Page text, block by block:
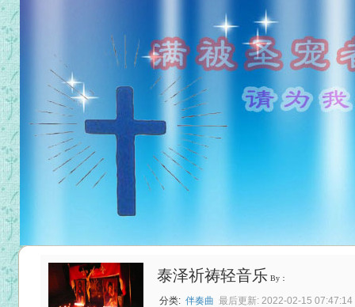
泰泽祈祷轻音乐 By：
分类: 伴奏曲 最后更新: 2022-02-15 07:47:14